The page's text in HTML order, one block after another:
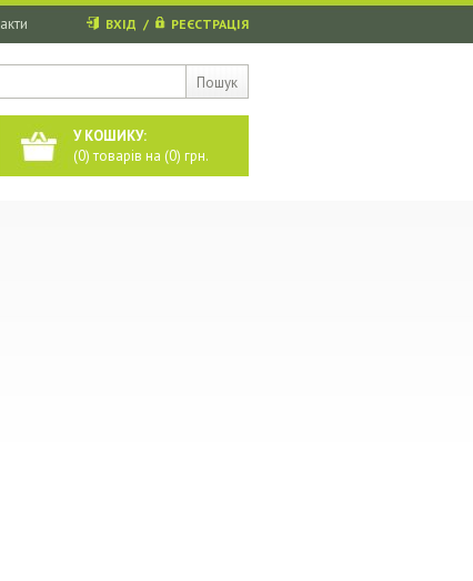
Пошук
ВХІД / РЕЄСТРАЦІЯ
У КОШИКУ:
(0) товарів на (0) грн.